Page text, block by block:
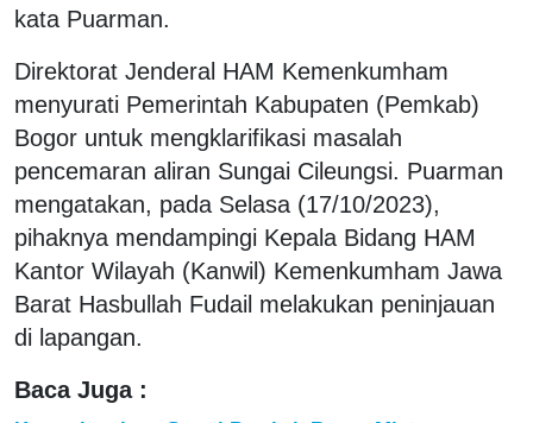
kata Puarman.
Direktorat Jenderal HAM Kemenkumham
menyurati Pemerintah Kabupaten (Pemkab)
Bogor untuk mengklarifikasi masalah
pencemaran aliran Sungai Cileungsi. Puarman
mengatakan, pada Selasa (17/10/2023),
pihaknya mendampingi Kepala Bidang HAM
Kantor Wilayah (Kanwil) Kemenkumham Jawa
Barat Hasbullah Fudail melakukan peninjauan
di lapangan.
Baca Juga :